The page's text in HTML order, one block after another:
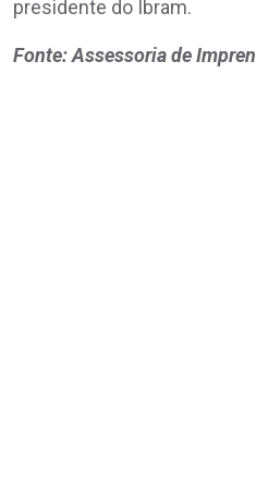
presidente do Ibram.
Fonte: Assessoria de